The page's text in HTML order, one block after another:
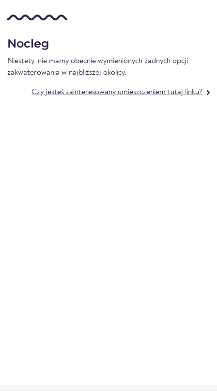
Nocleg
Niestety, nie mamy obecnie wymienionych żadnych opcji
zakwaterowania w najbliższej okolicy.
Czy jesteś zainteresowany umieszczeniem tutaj linku?